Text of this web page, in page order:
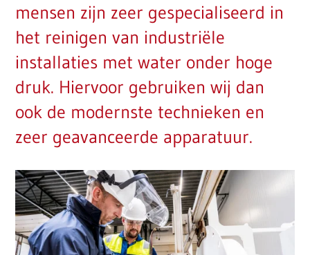
mensen zijn zeer gespecialiseerd in
het reinigen van industriële
installaties met water onder hoge
druk. Hiervoor gebruiken wij dan
ook de modernste technieken en
zeer geavanceerde apparatuur.